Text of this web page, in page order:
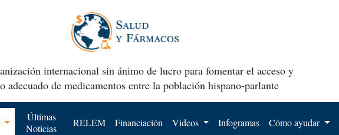
internacional sin ánimo de lucro para fomentar el acceso y
adecuado de medicamentos entre la población hispano-parlante
Últimas
Noticias
RELEM Financiación Videos Infogramas Cómo ayudar